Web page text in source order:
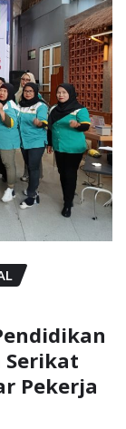
Serikat
Pekerja